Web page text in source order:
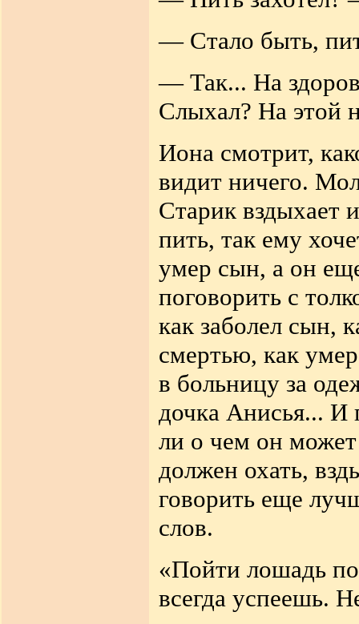
— Стало быть,
— Так... На
Слыхал? На этой
Иона смотрит,
видит ничего.
Старик вздыхает
пить, так ему
умер сын, а он
поговорить с
как заболел сын,
смертью, как
в больницу за
дочка Анисья... И
ли о чем он может
должен охать,
говорить еще
слов.
«Пойти лошадь
всегда успеешь.